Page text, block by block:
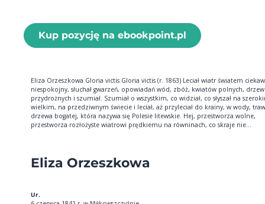
Kup pozycję na ebookpoint.pl
Eliza Orzeszkowa Gloria victis Gloria victis (r. 1863) Leciał wiatr światem
niespokojny, słuchał gwarzeń, opowiadań wód, zbóż, kwiatów polnych, drzew
przydrożnych i szumiał. Szumiał o wszystkim, co widział, co słyszał na
wielkim, na przedziwnym świecie i leciał, aż przyleciał do krainy, w wody,
drzewa bogatej, która nazywa się Polesie litewskie. Hej, przestworza wolne,
przestworza rozłożyste wiatrowi prędkiemu na równinach, co skraje nie...
Eliza Orzeszkowa
Ur.